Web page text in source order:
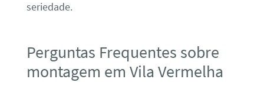
seriedade.
Perguntas Frequentes sobre
montagem em Vila Vermelha